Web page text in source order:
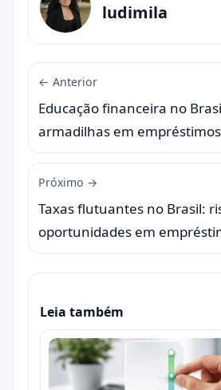
ludimila
← Anterior
Educação financeira no
armadilhas em empréstimos
Próximo →
Taxas flutuantes no Brasil:
oportunidades em
Leia também